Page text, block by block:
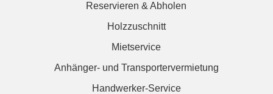
Reservieren & Abholen
Holzzuschnitt
Mietservice
Anhänger- und Transportervermietung
Handwerker-Service